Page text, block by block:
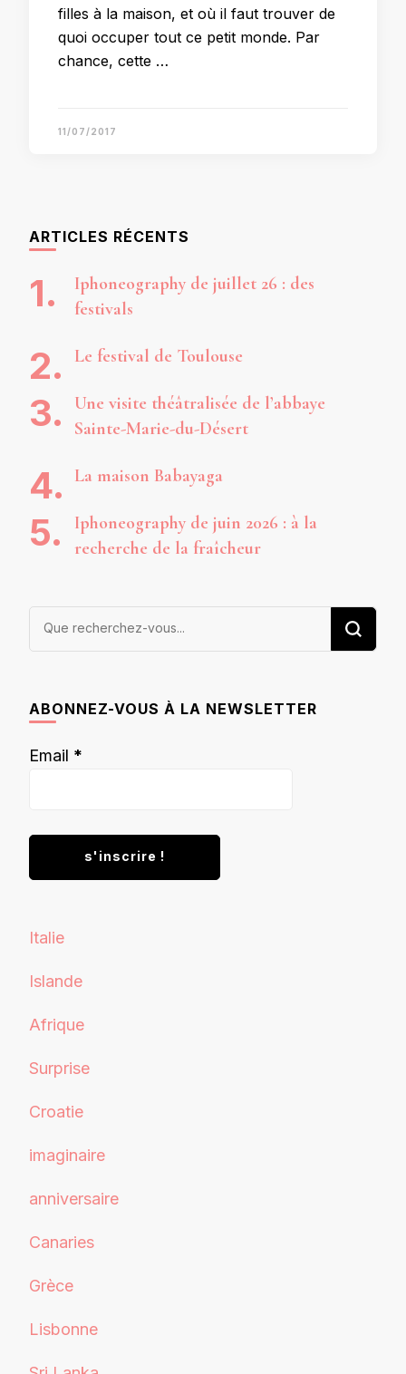
filles à la maison, et où il faut trouver de
quoi occuper tout ce petit monde. Par
chance, cette …
11/07/2017
ARTICLES RÉCENTS
Iphoneography de juillet 26 : des
festivals
Le festival de Toulouse
Une visite théâtralisée de l’abbaye
Sainte-Marie-du-Désert
La maison Babayaga
Iphoneography de juin 2026 : à la
recherche de la fraîcheur
Vous
ABONNEZ-VOUS À LA NEWSLETTER
Email *
Italie
Islande
Afrique
Surprise
Croatie
imaginaire
anniversaire
Canaries
Grèce
Lisbonne